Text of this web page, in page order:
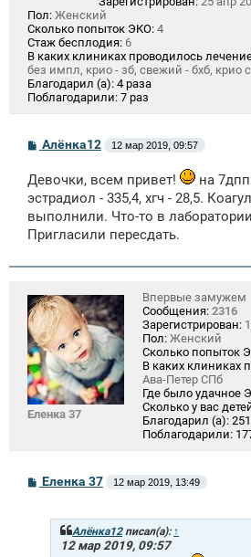
Пол: Женский
Сколько попыток ЭКО: 4
Стаж бесплодия: 6
В каких клиниках проводилось
без импл, крио - зб, свежий - бхб, крио
Благодарил (а): 4 раза
Поблагодарили: 7 раз
С
о
б
щ
е
н
и
е
Алёнка12 12 мар 2019, 09:57
Девочки, всем привет!
на
эстрадиол - 335,4, хгч - 28,5.
выполнили. Что-то в
Пригласили пересдать.
Еленка 37
Впервые замужем
Сообщения: 2316
Зарегистрирован:
Пол: Женский
Сколько попыток
В каких клиниках
Ава-Петер СПб
Где было удачное
Сколько у вас
Благодарил (а):
Поблагодарили:
С
о
Еленка 37 12 мар 2019, 13:49
Алёнка12писал(а): ↑
12 мар 2019, 09:57